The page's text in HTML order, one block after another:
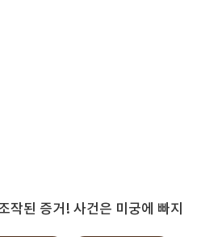
작된 증거! 사건은 미궁에 빠지